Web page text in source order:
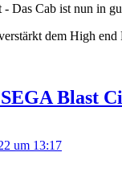
- Das Cab ist nun in
dem High
Blast
um 13:17